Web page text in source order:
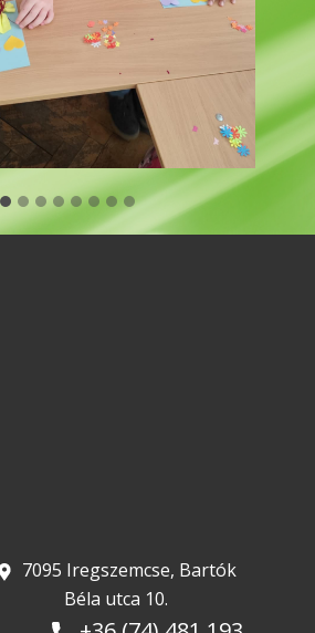
​ 7095 Iregszemcse, Bartók
Béla utca 10.